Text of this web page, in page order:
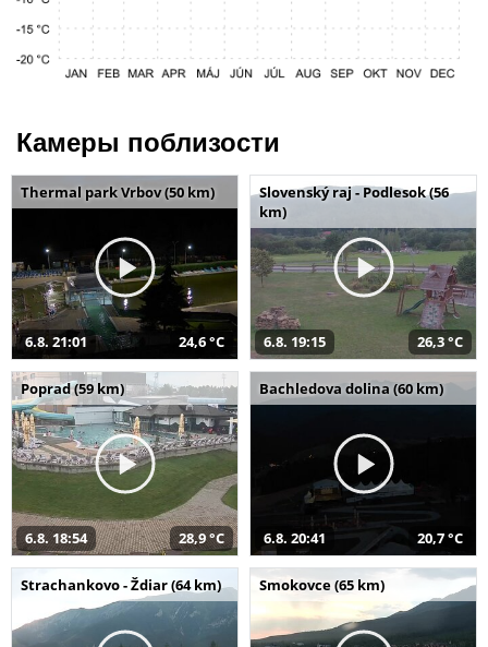
Камеры поблизости
Thermal park Vrbov (50 km)
6.8. 21:01 24,6 °C
Slovenský raj - Podlesok (56
km)
6.8. 19:15 26,3 °C
Poprad (59 km)
6.8. 18:54 28,9 °C
Bachledova dolina (60 km)
6.8. 20:41 20,7 °C
Strachankovo - Ždiar (64 km) Smokovce (65 km)